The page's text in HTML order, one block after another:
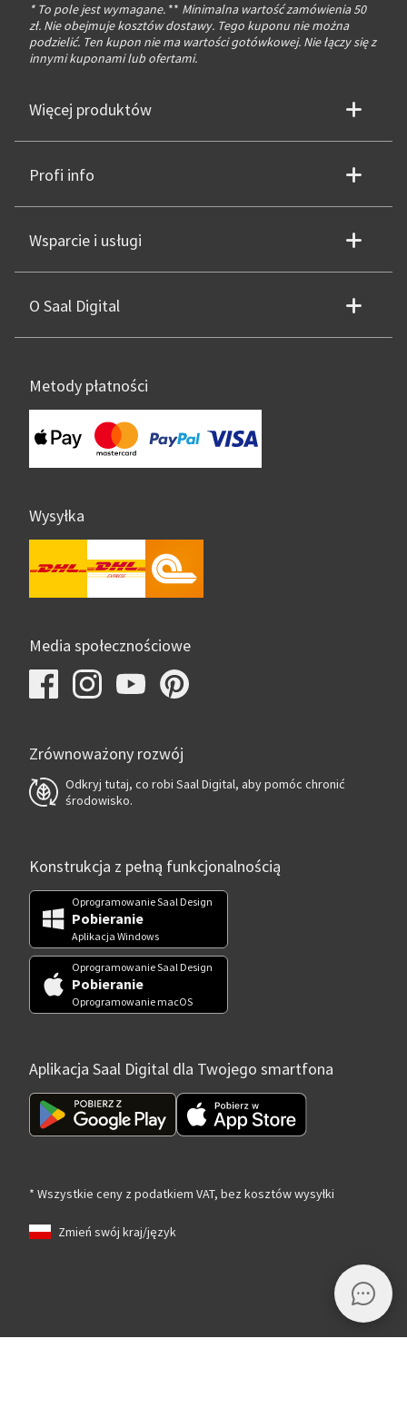
* To pole jest wymagane. ** Minimalna wartość zamówienia 50
zł. Nie obejmuje kosztów dostawy. Tego kuponu nie można
podzielić. Ten kupon nie ma wartości gotówkowej. Nie łączy się z
innymi kuponami lub ofertami.
Więcej produktów
Profi info
Wsparcie i usługi
O Saal Digital
Metody płatności
Wysyłka
Media społecznościowe
Zrównoważony rozwój
Odkryj tutaj, co robi Saal Digital, aby pomóc chronić
środowisko.
Konstrukcja z pełną funkcjonalnością
Oprogramowanie Saal Design
Pobieranie
Aplikacja Windows
Oprogramowanie Saal Design
Pobieranie
Oprogramowanie macOS
Aplikacja Saal Digital dla Twojego smartfona
* Wszystkie ceny z podatkiem VAT, bez kosztów wysyłki
Zmień swój kraj/język